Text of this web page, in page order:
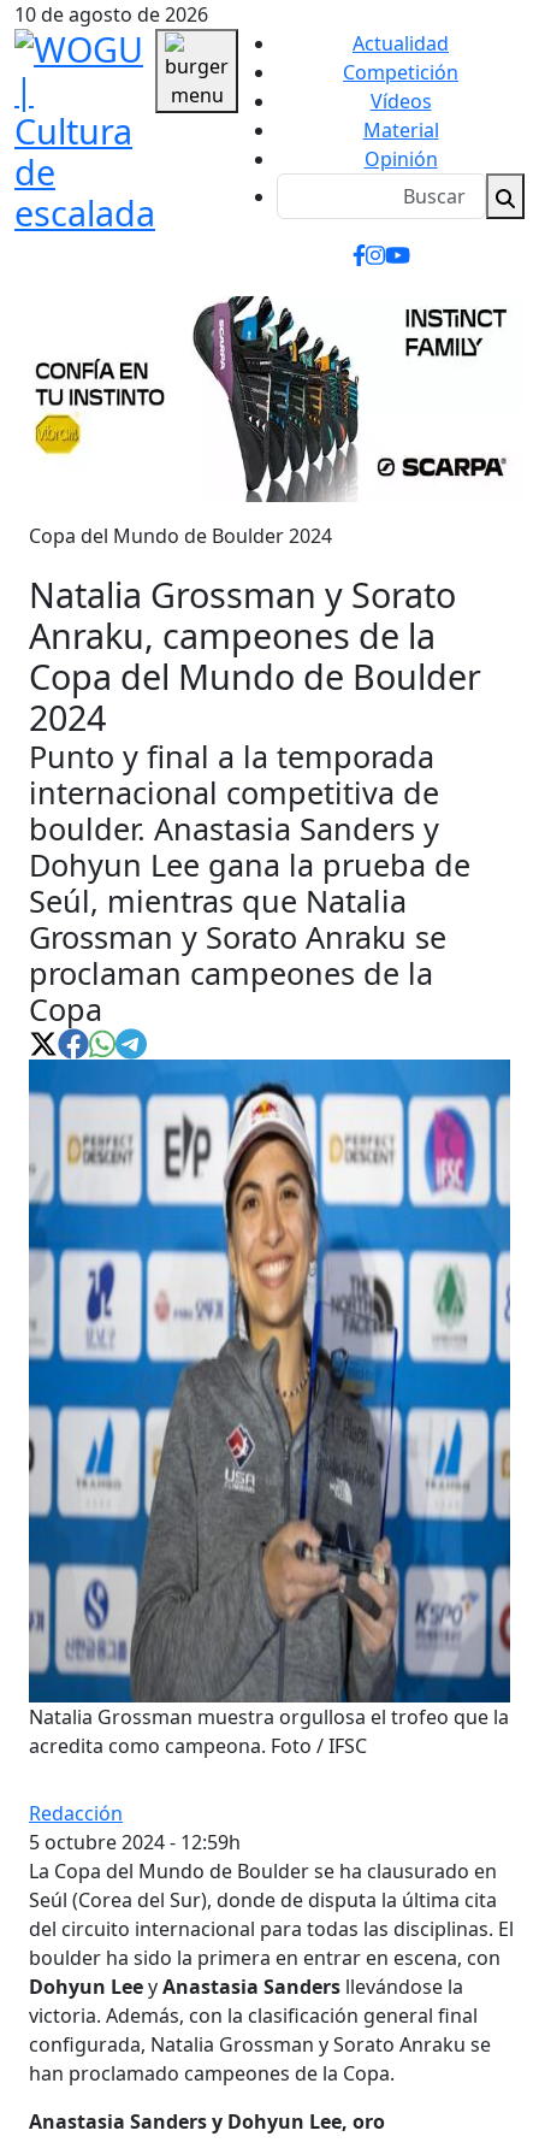
10 de agosto de 2026
Actualidad
Competición
Vídeos
Material
Opinión
Copa del Mundo de Boulder 2024
Natalia Grossman y Sorato
Anraku, campeones de la
Copa del Mundo de Boulder
2024
Punto y final a la temporada
internacional competitiva de
boulder. Anastasia Sanders y
Dohyun Lee gana la prueba de
Seúl, mientras que Natalia
Grossman y Sorato Anraku se
proclaman campeones de la
Copa
Natalia Grossman muestra orgullosa el trofeo que la
acredita como campeona. Foto / IFSC
Redacción
5 octubre 2024 - 12:59h
La Copa del Mundo de Boulder se ha clausurado en
Seúl (Corea del Sur), donde de disputa la última cita
del circuito internacional para todas las disciplinas. El
boulder ha sido la primera en entrar en escena, con
Dohyun LeeyAnastasia Sanders llevándose la
victoria. Además, con la clasificación general final
configurada, Natalia Grossman y Sorato Anraku se
han proclamado campeones de la Copa.
Anastasia Sanders y Dohyun Lee, oro